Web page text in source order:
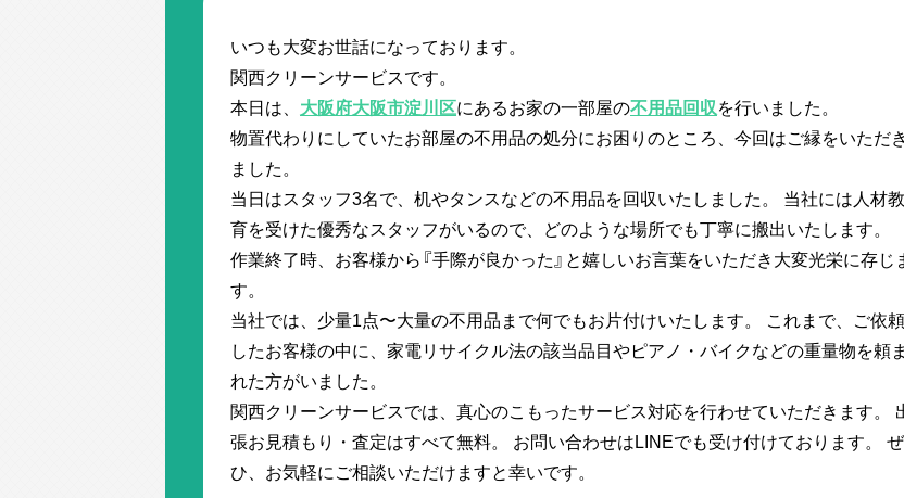
いつも大変お世話になっております。
関西クリーンサービスです。
本日は、 大阪府大阪市淀川区にあるお家の一部屋の不用品回収を行いました。
物置代わりにしていたお部屋の不用品の処分にお困りのところ、今回はご縁をいただき
ました。
当日はスタッフ3名で、机やタンスなどの不用品を回収いたしました。 当社には人材教
育を受けた優秀なスタッフがいるので、どのような場所でも丁寧に搬出いたします。
作業終了時、お客様から『手際が良かった』と嬉しいお言葉をいただき大変光栄に存じ
す。
当社では、少量1点〜大量の不用品まで何でもお片付けいたします。 これまで、ご依頼
したお客様の中に、家電リサイクル法の該当品目やピアノ・バイクなどの重量物を頼ま
れた方がいました。
関西クリーンサービスでは、真心のこもったサービス対応を行わせていただきます。
張お見積もり・査定はすべて無料。 お問い合わせはLINEでも受け付けております。 ぜ
ひ、お気軽にご相談いただけますと幸いです。